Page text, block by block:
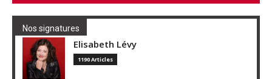
Nos signatures
Elisabeth Lévy
1190 Articles